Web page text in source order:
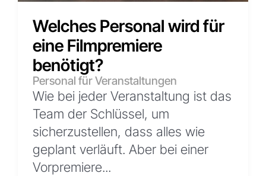
Welches Personal wird für
eine Filmpremiere
benötigt?
Personal für Veranstaltungen
Wie bei jeder Veranstaltung ist das
Team der Schlüssel, um
sicherzustellen, dass alles wie
geplant verläuft. Aber bei einer
Vorpremiere...